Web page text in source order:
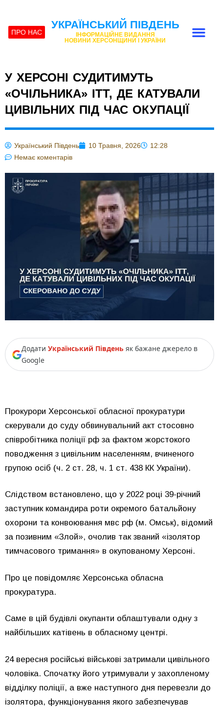
ПРО НАС
УКРАЇНСЬКИЙ ПІВДЕНЬ
ІНФОРМАЦІЙНЕ ВИДАННЯ
НОВИНИ ХЕРСОНЩИНИ І УКРАЇНИ
У ХЕРСОНІ СУДИТИМУТЬ
«ОЧІЛЬНИКА» ІТТ, ДЕ КАТУВАЛИ
ЦИВІЛЬНИХ ПІД ЧАС ОКУПАЦІЇ
Український Південь 10 Травня, 2026
12:28
Немає коментарів
Додати Український Південь як бажане джерело в
Google
Прокурори Херсонської обласної прокуратури
скерували до суду обвинувальний акт стосовно
співробітника поліції рф за фактом жорстокого
поводження з цивільним населенням, вчиненого
групою осіб (ч. 2 ст. 28, ч. 1 ст. 438 КК України).
Слідством встановлено, що у 2022 році 39-річний
заступник командира роти окремого батальйону
охорони та конвоювання мвс рф (м. Омськ), відомий
за позивним «Злой», очолив так званий «ізолятор
тимчасового тримання» в окупованому Херсоні.
Про це повідомляє Херсонська обласна
прокуратура.
Саме в цій будівлі окупанти облаштували одну з
найбільших катівень в обласному центрі.
24 вересня російські військові затримали цивільного
чоловіка. Спочатку його утримували у захопленому
відділку поліції, а вже наступного дня перевезли до
ізолятора, функціонування якого забезпечував